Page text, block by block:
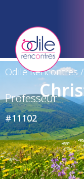
Odile Rencontres
Professeur
#11102